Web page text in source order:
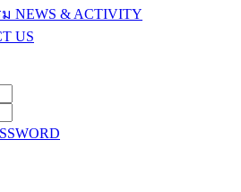
NEWS & ACTIVITY
US